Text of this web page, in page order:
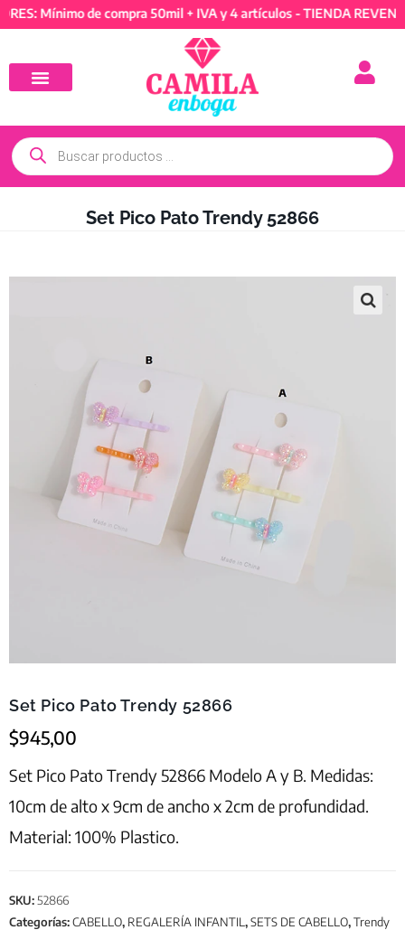
Mínimo de compra 50mil + IVA y 4 artículos - TIENDA
Set Pico Pato Trendy 52866
Set Pico Pato Trendy 52866
$945,00
Set Pico Pato Trendy 52866 Modelo A y B. Medidas:
10cm de alto x 9cm de ancho x 2cm de profundidad.
Material: 100% Plastico.
SKU: 52866
Categorías:CABELLO, REGALERÍA INFANTIL ,SETS DE CABELLO,Trendy